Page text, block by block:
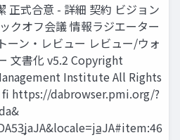
正式合意 - 詳細 契約 ビジョン
クオフ会議 情報ラジエーター
ーン・レビュー レビュー/ウォ
文書化 v5.2 Copyright
Institute All Rights
fi https://dabrowser.pmi.org/?